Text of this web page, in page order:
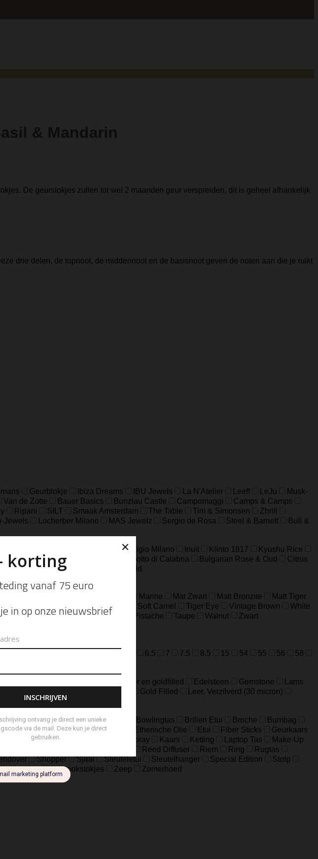
& Mandarin
De geurstokjes zullen tot wel 2 maanden geur verspreiden, dit is geheel afhankelijk
drie delen, de topnoot, de middennoot en de basisnoot geven de noten aan die je ruikt
Geurblokje Ibiza Dreams IBU Jewels La N'Atelier Leeff LeJu
Musk-
Van de Zotte Bauer Basics Bunzlau Castle Campomaggi
Camps & Camps
Ripani SILT Smaak Amsterdam The Table Tim & Simonsen
Zhrill
Jewels Locherber Milano MAS Jewelz Sergio de Rosa Steel & Barnett
Bull &
Grigio Milano Inuit Klinto 1817
Kyushu Rice
Amber Basil & Mandarin Bergamotto di Calabria Bulgarian Rose & Oud
Citrus
Tegenwind
Wild
Marine Mat Zwart Matt Bronzite
Matt Tiger
Red Rood bloem Jaspis Soft Camel Tiger Eye Vintage Brown
White
Gold Green Groen Olijfgroen Pistache Taupe Walnut
Zwart
6.5 7 7.5 8.5 15 54 55 56
58
925 sterling zilver, geoxideerd zilver en goldfilled Edelsteen Gemstone
Lams
Gold Filled
Leer, Verzilverd (30 micron)
Beanie Bedel Belt Big Bag Bowlingtas Brillen Etui Broche
Bumbag
Enkelbandje Enveloptas Etherische Olie Etui Fiber Sticks
Geurkaars
Heuptas Hoed Home-Spray Kaars Ketting Laptop Tas
Make-Up
Reed Diffuser Riem Ring
Rugtas
Shopper Sjaal Sleuteletui Sleutelhanger Special Edition
Stolp
Wierookstokjes Zeep
Zomerhoed